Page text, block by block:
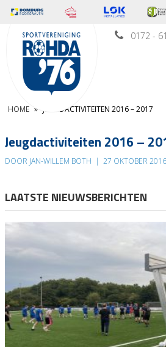
0172 -
HOME » JEUGDACTIVITEITEN 2016 – 2017
Jeugdactiviteiten 2016 –
DOOR JAN-WILLEM BOTH | 27 OKTOBER 2016
LAATSTE NIEUWSBERICHTEN